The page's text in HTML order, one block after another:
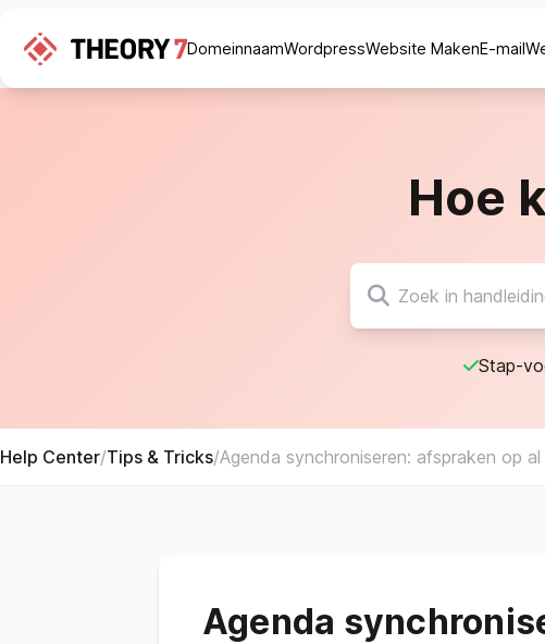
DomeinnaamWordpressWebsite MakenE-mail
Hoe
Stap-
Help Center/Tips & Tricks/Agenda synchroniseren: afspraken op
Agenda